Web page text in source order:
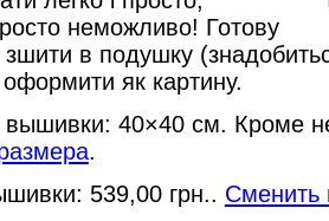
неможливо! Готову
в подушку
як картину.
вышивки: 40×40 см. Кроме
.
539,00 грн.. Сменить